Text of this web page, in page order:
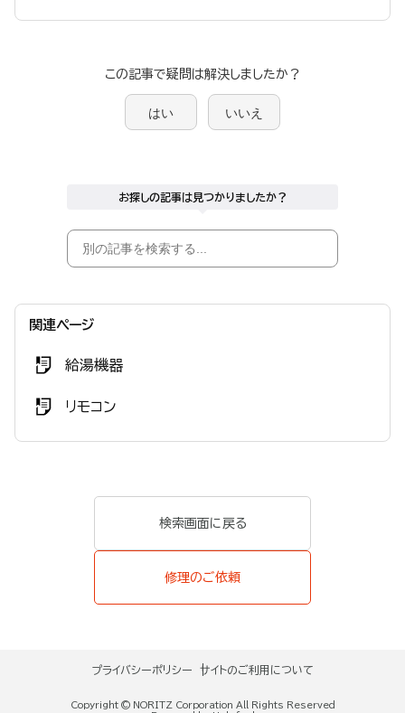
この記事で疑問は解決しましたか？
はい いいえ
お探しの記事は見つかりましたか？
関連ページ
給湯機器
リモコン
検索画面に戻る
修理のご依頼
プライバシーポリシー サイトのご利用について
Copyright © NORITZ Corporation All Rights Reserved